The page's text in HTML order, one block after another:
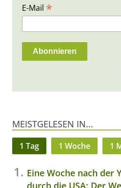
E-Mail *
MEISTGELESEN IN...
1 Tag 1 Woche 1
Eine Woche nach der
durch die USA: Der